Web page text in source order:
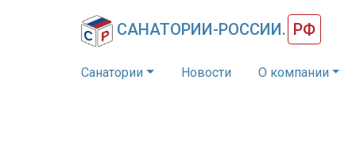
САНАТОРИИ-РОССИИ. РФ
Санатории Новости О компании